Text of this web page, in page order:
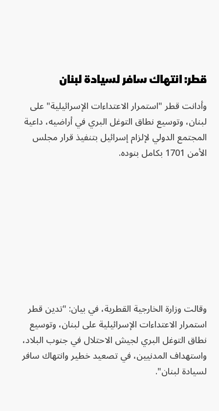
قطر: انتهاك سافر لسيادة لبنان
وأدانت قطر "استمرار الاعتداءات الإسرائيلية" على
لبنان، وتوسيع نطاق التوغل البري في أراضيه، داعية
المجتمع الدولي لإلزام إسرائيل بتنفيذ قرار مجلس
الأمن 1701 بكامل بنوده.
وقالت وزارة الخارجية القطرية، في بيان: "تدين قطر
استمرار الاعتداءات الإسرائيلية على لبنان، وتوسيع
نطاق التوغل البري لجيش الاحتلال في جنوب البلاد،
واستهداف المدنيين، في تصعيد خطير وانتهاك سافر
لسيادة لبنان".